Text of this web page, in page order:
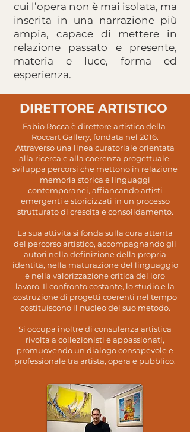
cui l’opera non è mai isolata, ma
inserita in una narrazione più
ampia, capace di mettere in
relazione passato e presente,
materia e luce, forma ed
esperienza.
DIRETTORE ARTISTICO
Fabio Rocca è direttore artistico della
Roccart Gallery, fondata nel 2016.
Attraverso una linea curatoriale orientata
alla ricerca e alla coerenza progettuale,
sviluppa percorsi che mettono in relazione
memoria storica e linguaggi
contemporanei, affiancando artisti
emergenti e storicizzati in un processo
strutturato di crescita e consolidamento.
La sua attività si fonda sulla cura attenta
del percorso artistico, accompagnando gli
autori nella definizione della propria
identità, nella maturazione del linguaggio
e nella valorizzazione critica del loro
lavoro. Il confronto costante, lo studio e la
costruzione di progetti coerenti nel tempo
costituiscono il nucleo del suo metodo.
Si occupa inoltre di consulenza artistica
rivolta a collezionisti e appassionati,
promuovendo un dialogo consapevole e
professionale tra artista, opera e pubblico.